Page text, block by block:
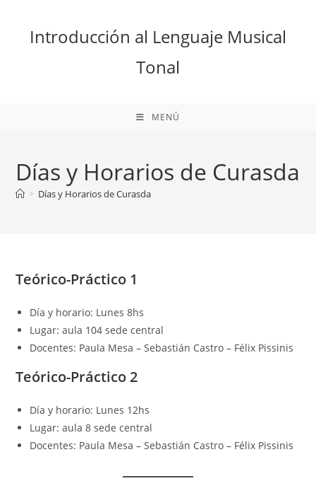
contenidoIntroducción al Lenguaje Musical
Tonal
MENÚ
Días y Horarios de Curasda
> Días y Horarios de Curasda
Teórico-Práctico 1
Día y horario: Lunes 8hs
Lugar: aula 104 sede central
Docentes: Paula Mesa – Sebastián Castro – Félix Pissinis
Teórico-Práctico 2
Día y horario: Lunes 12hs
Lugar: aula 8 sede central
Docentes: Paula Mesa – Sebastián Castro – Félix Pissinis